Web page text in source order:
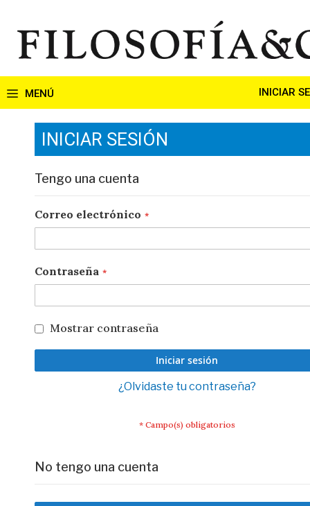
contenido
INICIAR
INICIAR SESIÓN
Tengo una cuenta
Correo electrónico
Contraseña
Mostrar contraseña
Iniciar sesión
¿Olvidaste tu contraseña?
No tengo una cuenta